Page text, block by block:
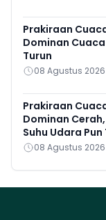
Prakiraan
Dominan
Turun
08 Agustus 2026
Prakiraan
Dominan
Suhu Udara Pun
08 Agustus 2026